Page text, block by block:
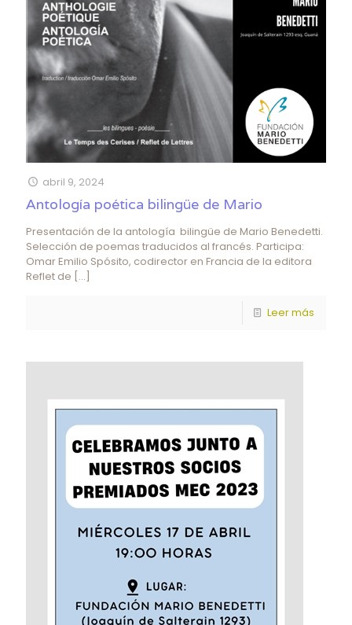
abril 9, 2024
Antología poética bilingüe de Mario
Presentación de la antología bilingüe de Mario Benedetti.
Selección de poemas traducidos al francés. Participa:
Omar Emilio Spósito, codirector en Francia de la editora
Reflet de […]
Leer más